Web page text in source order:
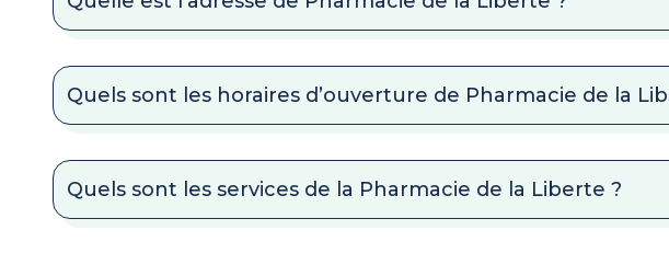
Quels sont les horaires d’ouverture de Pharmacie de la
Quels sont les services de la Pharmacie de la Liberte ?